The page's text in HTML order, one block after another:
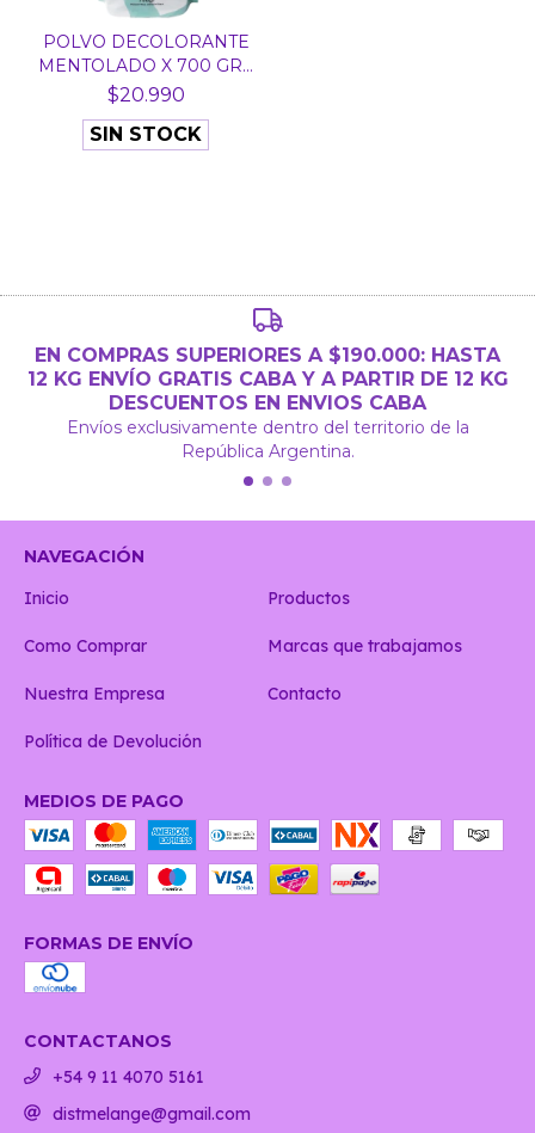
POLVO DECOLORANTE
MENTOLADO X 700 GR -
B...
$20.990
SIN STOCK
EN COMPRAS SUPERIORES A $190.000: HASTA
12 KG ENVÍO GRATIS CABA Y A PARTIR DE 12 KG
DESCUENTOS EN ENVIOS CABA
Envíos exclusivamente dentro del territorio de la
República Argentina.
NAVEGACIÓN
Inicio
Productos
Como Comprar Marcas que trabajamos
Nuestra Empresa Contacto
Política de Devolución
MEDIOS DE PAGO
FORMAS DE ENVÍO
CONTACTANOS
+54 9 11 4070 5161
distmelange@gmail.com